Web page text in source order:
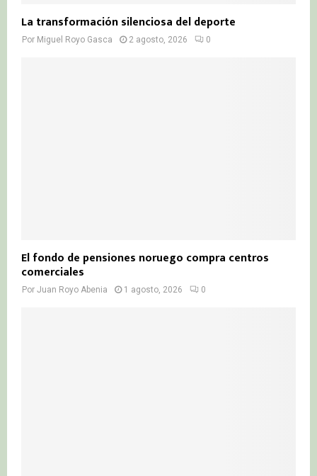
La transformación silenciosa del deporte
Por Miguel Royo Gasca 2 agosto, 2026 0
El fondo de pensiones noruego compra centros
comerciales
Por Juan Royo Abenia 1 agosto, 2026 0